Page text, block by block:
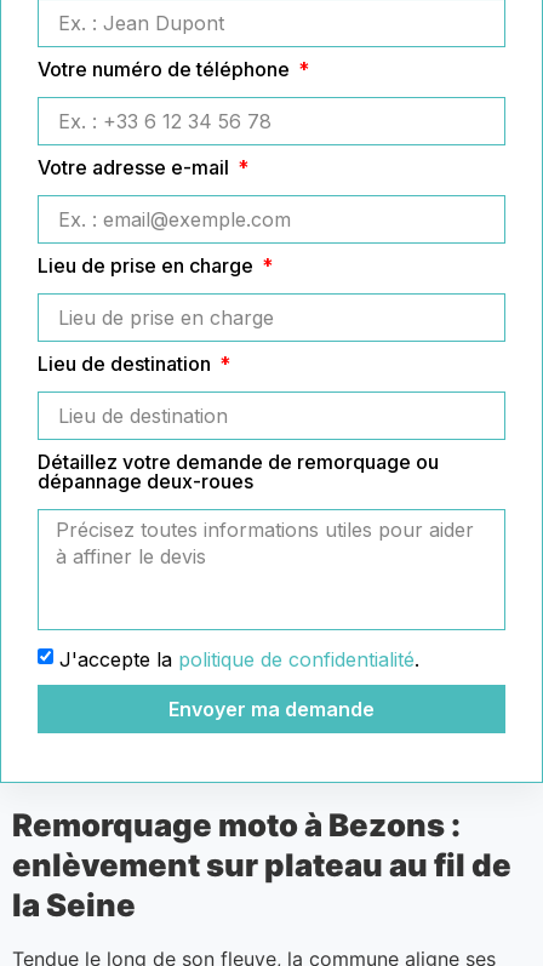
Votre numéro de téléphone
Votre adresse e-mail
Lieu de prise en charge
Lieu de destination
Détaillez votre demande de remorquage ou
dépannage deux-roues
J'accepte la politique de confidentialité.
Envoyer ma demande
Remorquage moto à Bezons :
enlèvement sur plateau au fil de
la Seine
Tendue le long de son fleuve, la commune aligne ses